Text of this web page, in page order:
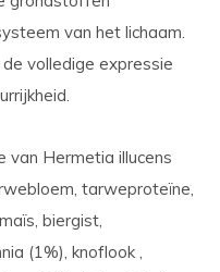
van het lichaam.
volledige expressie
van Hermetia illucens
tarweproteïne,
biergist,
(1%), knoflook ,